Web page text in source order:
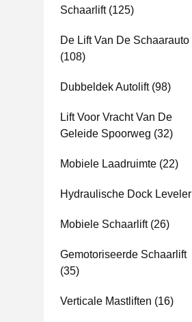
Schaarlift(125)
De Lift Van De Schaarauto
(108)
Dubbeldek Autolift(98)
Lift Voor Vracht Van De
Geleide Spoorweg (32)
Mobiele Laadruimte (22)
Hydraulische Dock Leveler
Mobiele Schaarlift(26)
Gemotoriseerde Schaarlift
(35)
Verticale Mastliften (16)